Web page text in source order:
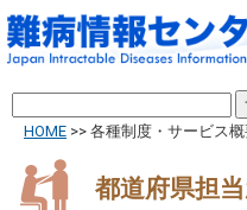
HOME >> 各種制度・サービス
都道府県担